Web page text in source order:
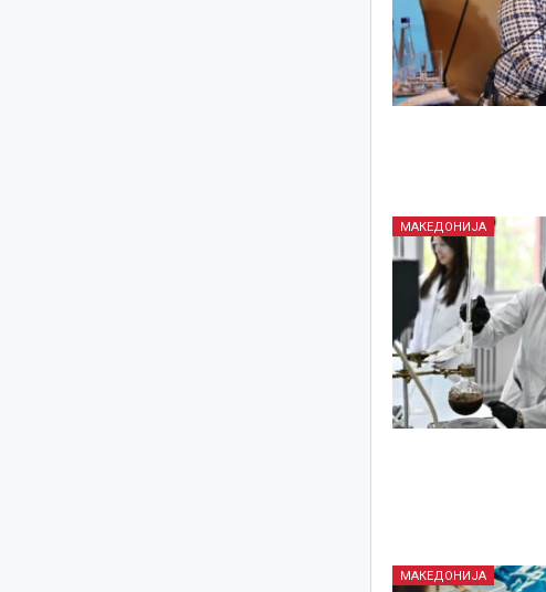
МАКЕДОНИЈА
МАКЕДОНИЈА